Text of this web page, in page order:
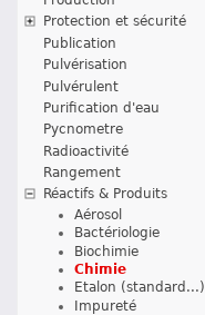
Protection et sécurité
Publication
Pulvérisation
Pulvérulent
Purification d'eau
Pycnometre
Radioactivité
Rangement
Réactifs & Produits
Aérosol
Bactériologie
Biochimie
Chimie
Etalon (standard...)
Impureté